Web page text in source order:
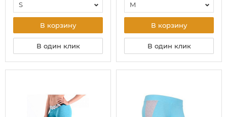
S
В корзину
В один клик
M
В корзину
В один клик